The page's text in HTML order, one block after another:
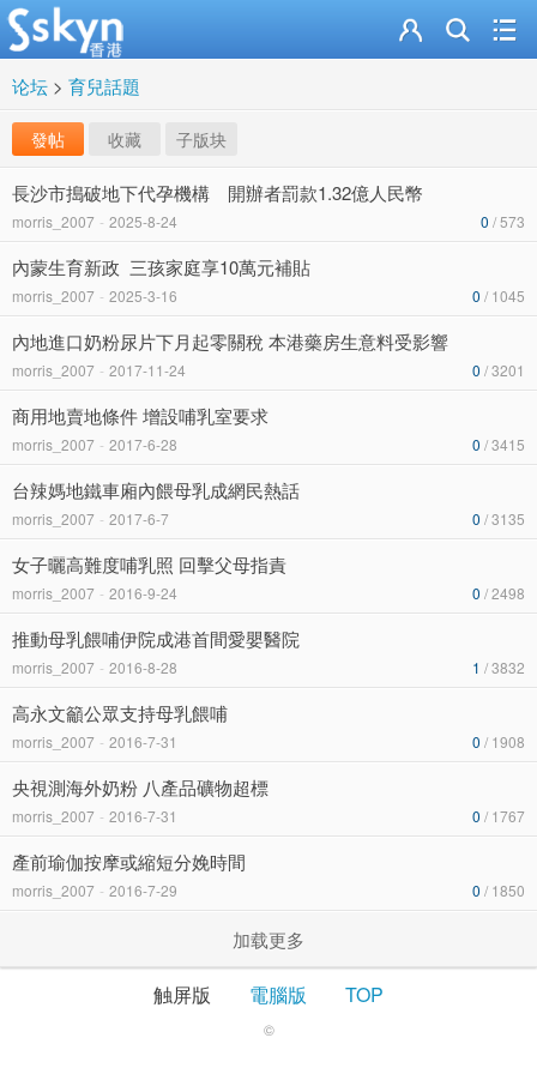
论坛 > 育兒話題
發帖 收藏 子版块
長沙市搗破地下代孕機構 開辦者罰款1.32億人民幣
morris_2007 - 2025-8-24 0 / 573
內蒙生育新政 三孩家庭享10萬元補貼
morris_2007 - 2025-3-16 0 / 1045
內地進口奶粉尿片下月起零關稅 本港藥房生意料受影響
morris_2007 - 2017-11-24 0 / 3201
商用地賣地條件 增設哺乳室要求
morris_2007 - 2017-6-28 0 / 3415
台辣媽地鐵車廂內餵母乳成網民熱話
morris_2007 - 2017-6-7 0 / 3135
女子曬高難度哺乳照 回擊父母指責
morris_2007 - 2016-9-24 0 / 2498
推動母乳餵哺伊院成港首間愛嬰醫院
morris_2007 - 2016-8-28 1 / 3832
高永文籲公眾支持母乳餵哺
morris_2007 - 2016-7-31 0 / 1908
央視測海外奶粉 八產品礦物超標
morris_2007 - 2016-7-31 0 / 1767
產前瑜伽按摩或縮短分娩時間
morris_2007 - 2016-7-29 0 / 1850
加载更多
触屏版 電腦版 TOP
©